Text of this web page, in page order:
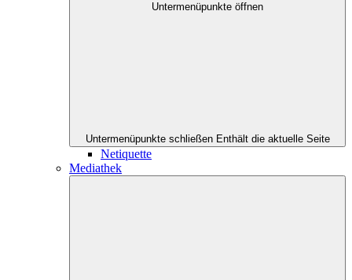
Untermenüpunkte öffnen
Untermenüpunkte schließen Enthält die aktuelle Seite
Netiquette
Mediathek